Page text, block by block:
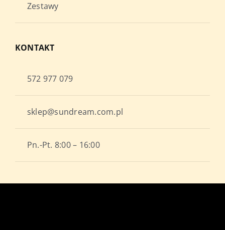
Zestawy
KONTAKT
572 977 079
sklep@sundream.com.pl
Pn.-Pt. 8:00 – 16:00